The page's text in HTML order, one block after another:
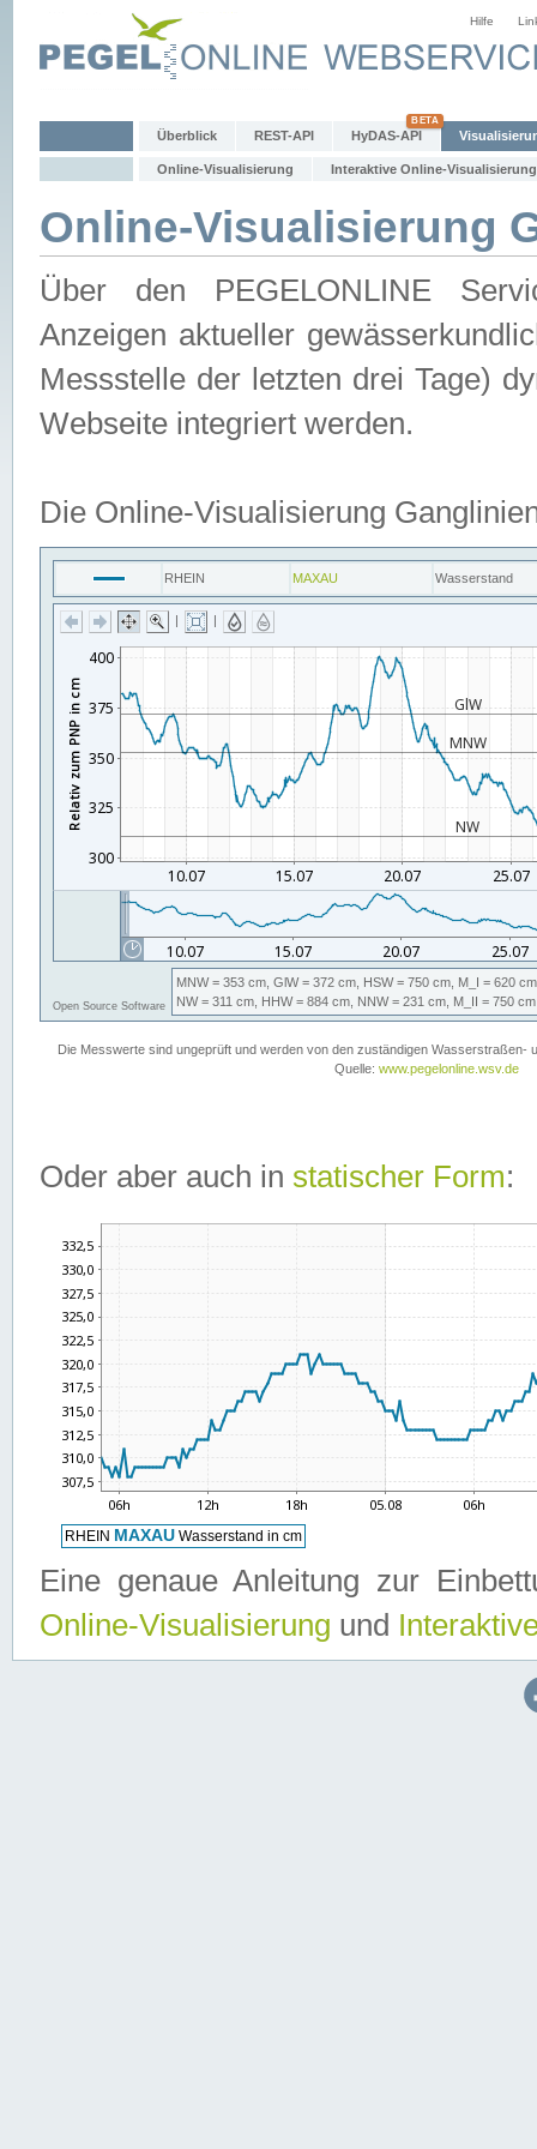
Hilfe
Überblick REST-API HyDAS-API
Online-Visualisierung Interaktive Online-Visualisierung
Online-Visualisierung
Über den PEGELONLINE
Anzeigen aktueller
Messstelle der letzten drei Tage)
Webseite integriert werden.
Die Online-Visualisierung
Oder aber auch in statischer Form:
Eine genaue Anleitung zur
Online-Visualisierung und